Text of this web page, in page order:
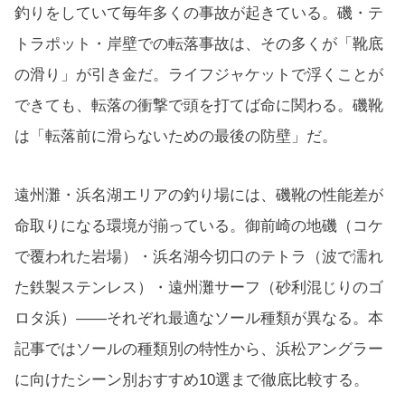
釣りをしていて毎年多くの事故が起きている。磯・テ
トラポット・岸壁での転落事故は、その多くが「靴底
の滑り」が引き金だ。ライフジャケットで浮くことが
できても、転落の衝撃で頭を打てば命に関わる。磯靴
は「転落前に滑らないための最後の防壁」だ。
遠州灘・浜名湖エリアの釣り場には、磯靴の性能差が
命取りになる環境が揃っている。御前崎の地磯（コケ
で覆われた岩場）・浜名湖今切口のテトラ（波で濡れ
た鉄製ステンレス）・遠州灘サーフ（砂利混じりのゴ
ロタ浜）——それぞれ最適なソール種類が異なる。本
記事ではソールの種類別の特性から、浜松アングラー
に向けたシーン別おすすめ10選まで徹底比較する。